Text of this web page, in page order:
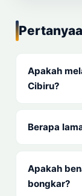
Apakah
Cibiru?
Berapa
Apakah
bongkar?